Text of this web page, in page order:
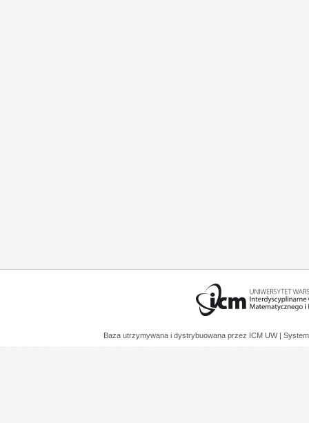
Baza utrzymywana i dystrybuowana przez ICM UW |